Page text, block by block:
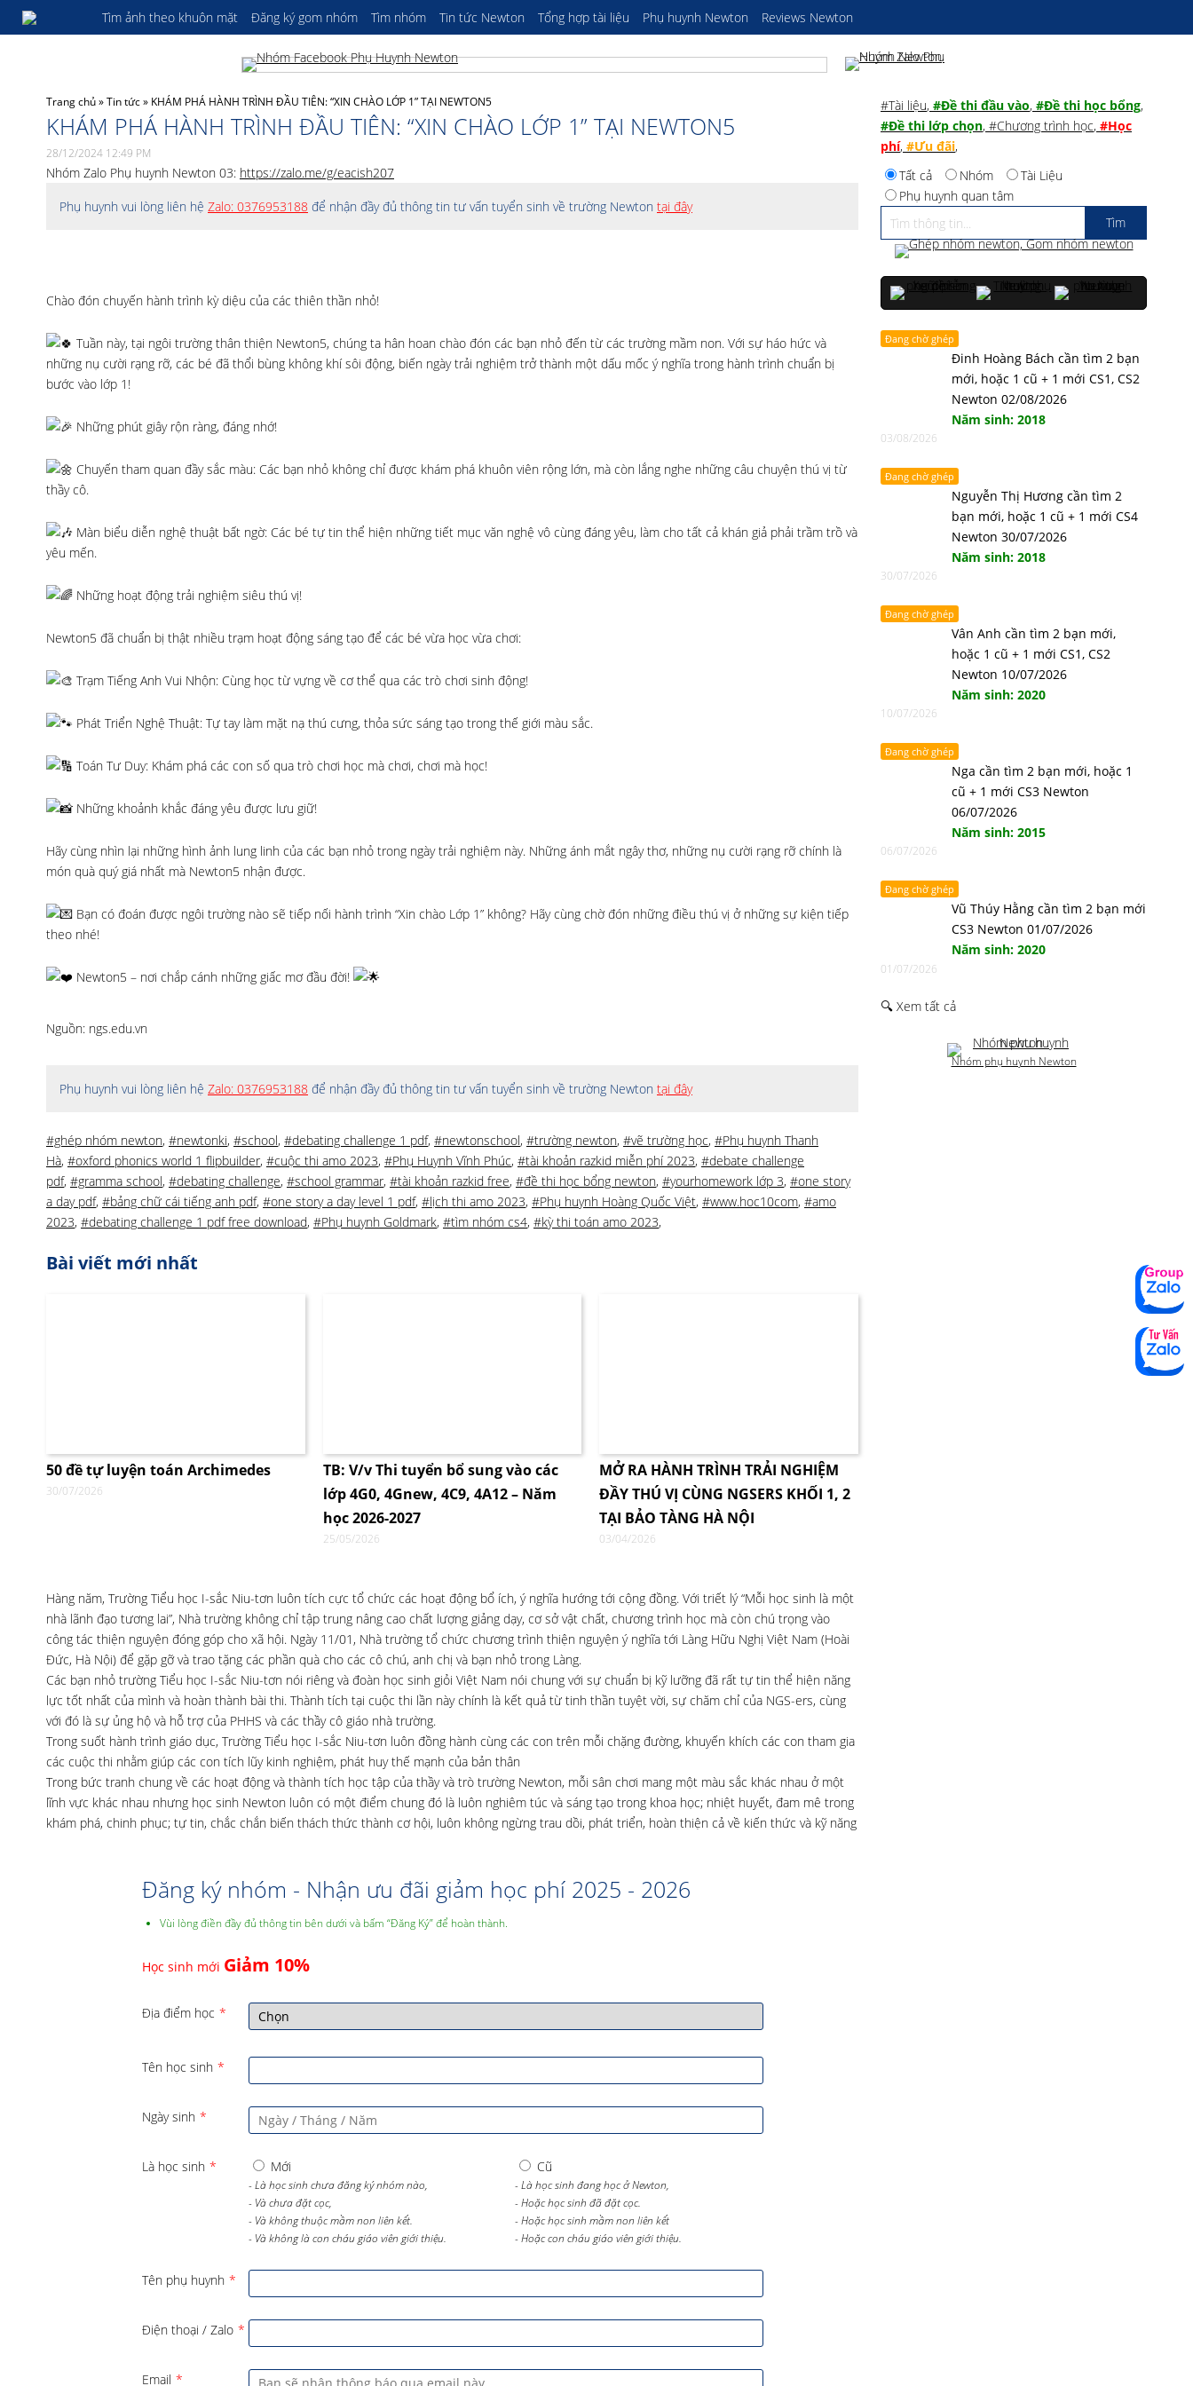
Tìm ảnh theo khuôn mặt Đăng ký gom nhóm Tìm nhóm Tin tức Newton Tổng hợp tài liệu Phụ huynh Newton Reviews Newton
Trang chủ»Tin tức» KHÁM PHÁ HÀNH TRÌNH ĐẦU TIÊN: “XIN CHÀO LỚP 1” TẠI NEWTON5
KHÁM PHÁ HÀNH TRÌNH ĐẦU TIÊN: “XIN CHÀO LỚP 1” TẠI NEWTON5
28/12/2024 12:49 PM
Nhóm Zalo Phụ huynh Newton 03: https://zalo.me/g/eacish207
Phụ huynh vui lòng liên hệ Zalo: 0376953188 để nhận đầy đủ thông tin tư vấn tuyển sinh về trường Newton tại đây
Chào đón chuyến hành trình kỳ diệu của các thiên thần nhỏ!
Tuần này, tại ngôi trường thân thiện Newton5, chúng ta hân hoan chào đón các bạn nhỏ đến từ các trường mầm non. Với sự háo hức và
những nụ cười rạng rỡ, các bé đã thổi bùng không khí sôi động, biến ngày trải nghiệm trở thành một dấu mốc ý nghĩa trong hành trình chuẩn bị
bước vào lớp 1!
Những phút giây rộn ràng, đáng nhớ!
Chuyến tham quan đầy sắc màu: Các bạn nhỏ không chỉ được khám phá khuôn viên rộng lớn, mà còn lắng nghe những câu chuyện thú vị từ
thầy cô.
Màn biểu diễn nghệ thuật bất ngờ: Các bé tự tin thể hiện những tiết mục văn nghệ vô cùng đáng yêu, làm cho tất cả khán giả phải trầm trồ và
yêu mến.
Những hoạt động trải nghiệm siêu thú vị!
Newton5 đã chuẩn bị thật nhiều trạm hoạt động sáng tạo để các bé vừa học vừa chơi:
Trạm Tiếng Anh Vui Nhộn: Cùng học từ vựng về cơ thể qua các trò chơi sinh động!
Phát Triển Nghệ Thuật: Tự tay làm mặt nạ thú cưng, thỏa sức sáng tạo trong thế giới màu sắc.
Toán Tư Duy: Khám phá các con số qua trò chơi học mà chơi, chơi mà học!
Những khoảnh khắc đáng yêu được lưu giữ!
Hãy cùng nhìn lại những hình ảnh lung linh của các bạn nhỏ trong ngày trải nghiệm này. Những ánh mắt ngây thơ, những nụ cười rạng rỡ chính là
món quà quý giá nhất mà Newton5 nhận được.
Bạn có đoán được ngôi trường nào sẽ tiếp nối hành trình “Xin chào Lớp 1” không? Hãy cùng chờ đón những điều thú vị ở những sự kiện tiếp
theo nhé!
Newton5 – nơi chắp cánh những giấc mơ đầu đời!
Nguồn: ngs.edu.vn
Phụ huynh vui lòng liên hệ Zalo: 0376953188 để nhận đầy đủ thông tin tư vấn tuyển sinh về trường Newton tại đây
#ghép nhóm newton, #newtonki, #school, #debating challenge 1 pdf, #newtonschool, #trường newton, #vẽ trường học, #Phụ huynh Thanh
Hà, #oxford phonics world 1 flipbuilder, #cuộc thi amo 2023, #Phụ Huynh Vĩnh Phúc, #tài khoản razkid miễn phí 2023, #debate challenge
pdf, #gramma school, #debating challenge, #school grammar, #tài khoản razkid free, #đề thi học bổng newton, #yourhomework lớp 3, #one story
a day pdf, #bảng chữ cái tiếng anh pdf, #one story a day level 1 pdf, #lịch thi amo 2023, #Phụ huynh Hoàng Quốc Việt, #www.hoc10com, #amo
2023, #debating challenge 1 pdf free download, #Phụ huynh Goldmark, #tìm nhóm cs4, #kỳ thi toán amo 2023,
Bài viết mới nhất
50 đề tự luyện toán Archimedes
30/07/2026
TB: V/v Thi tuyển bổ sung vào các
lớp 4G0, 4Gnew, 4C9, 4A12 – Năm
học 2026-2027
25/05/2026
MỞ RA HÀNH TRÌNH TRẢI NGHIỆM
ĐẦY THÚ VỊ CÙNG NGSERS KHỐI 1, 2
TẠI BẢO TÀNG HÀ NỘI
03/04/2026
Hàng năm, Trường Tiểu học I-sắc Niu-tơn luôn tích cực tổ chức các hoạt động bổ ích, ý nghĩa hướng tới cộng đồng. Với triết lý “Mỗi học sinh là một
nhà lãnh đạo tương lai”, Nhà trường không chỉ tập trung nâng cao chất lượng giảng dạy, cơ sở vật chất, chương trình học mà còn chú trọng vào
công tác thiện nguyện đóng góp cho xã hội. Ngày 11/01, Nhà trường tổ chức chương trình thiện nguyện ý nghĩa tới Làng Hữu Nghị Việt Nam (Hoài
Đức, Hà Nội) để gặp gỡ và trao tặng các phần quà cho các cô chú, anh chị và bạn nhỏ trong Làng.
Các bạn nhỏ trường Tiểu học I-sắc Niu-tơn nói riêng và đoàn học sinh giỏi Việt Nam nói chung với sự chuẩn bị kỹ lưỡng đã rất tự tin thể hiện năng
lực tốt nhất của mình và hoàn thành bài thi. Thành tích tại cuộc thi lần này chính là kết quả từ tinh thần tuyệt vời, sự chăm chỉ của NGS-ers, cùng
với đó là sự ủng hộ và hỗ trợ của PHHS và các thầy cô giáo nhà trường.
Trong suốt hành trình giáo dục, Trường Tiểu học I-sắc Niu-tơn luôn đồng hành cùng các con trên mỗi chặng đường, khuyến khích các con tham gia
các cuộc thi nhằm giúp các con tích lũy kinh nghiệm, phát huy thế mạnh của bản thân
Trong bức tranh chung về các hoạt động và thành tích học tập của thầy và trò trường Newton, mỗi sân chơi mang một màu sắc khác nhau ở một
lĩnh vực khác nhau nhưng học sinh Newton luôn có một điểm chung đó là luôn nghiêm túc và sáng tạo trong khoa học; nhiệt huyết, đam mê trong
khám phá, chinh phục; tự tin, chắc chắn biến thách thức thành cơ hội, luôn không ngừng trau dồi, phát triển, hoàn thiện cả về kiến thức và kỹ năng
Đăng ký nhóm - Nhận ưu đãi giảm học phí 2025 - 2026
Vùi lòng điền đầy đủ thông tin bên dưới và bấm “Đăng Ký” để hoàn thành.
Học sinh mới Giảm 10%
Địa điểm học *
Tên học sinh *
Ngày sinh *
Là học sinh * Mới
- Là học sinh chưa đăng ký nhóm nào,
- Và chưa đặt cọc,
- Và không thuộc mầm non liên kết.
- Và không là con cháu giáo viên giới thiệu.
Cũ
- Là học sinh đang học ở Newton,
- Hoặc học sinh đã đặt cọc.
- Hoặc học sinh mầm non liên kết
- Hoặc con cháu giáo viên giới thiệu.
Tên phụ huynh *
Điện thoại / Zalo *
Email *
#Tài liệu, #Đề thi đầu vào, #Đề thi học bổng,
#Đề thi lớp chọn, #Chương trình học, #Học
phí, #Ưu đãi,
Tất cả
Nhóm
Tài Liệu
Phụ huynh quan tâm
Đang chờ ghép
Đinh Hoàng Bách cần tìm 2 bạn
mới, hoặc 1 cũ + 1 mới CS1, CS2
Newton 02/08/2026
Năm sinh: 2018
03/08/2026
Đang chờ ghép
Nguyễn Thị Hương cần tìm 2
bạn mới, hoặc 1 cũ + 1 mới CS4
Newton 30/07/2026
Năm sinh: 2018
30/07/2026
Đang chờ ghép
Vân Anh cần tìm 2 bạn mới,
hoặc 1 cũ + 1 mới CS1, CS2
Newton 10/07/2026
Năm sinh: 2020
10/07/2026
Đang chờ ghép
Nga cần tìm 2 bạn mới, hoặc 1
cũ + 1 mới CS3 Newton
06/07/2026
Năm sinh: 2015
06/07/2026
Đang chờ ghép
Vũ Thúy Hằng cần tìm 2 bạn mới
CS3 Newton 01/07/2026
Năm sinh: 2020
01/07/2026
🔍 Xem tất cả
Nhóm phụ huynh Newton